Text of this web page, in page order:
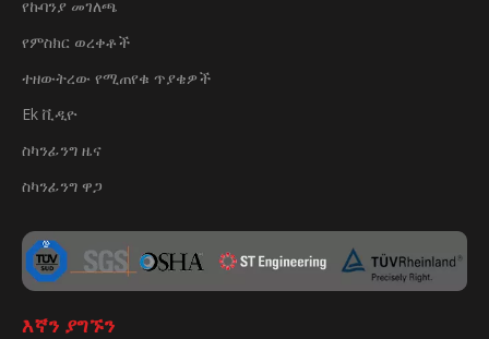
የኩባንያ መገለጫ
የምስክር ወረቀቶች
ተዘውትረው የሚጠየቁ ጥያቄዎች
Ek ቪዲዮ
ስካንፊንግ ዜና
ስካንፊንግ ዋጋ
እኛን ያግኙን